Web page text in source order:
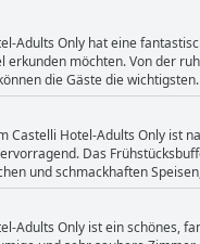
Adults Only hat eine
erkunden möchten. Von der
die Gäste die wichtigsten
leicht erreichen. Das Hotel
Strand entfernt, wo Sie Bars
weiter weg möchte, kann in
fahren, wo man bei
buchen kann. Die Gäste
Minuten zu Fuß entfernt ist
genießen kann. Obwohl
der Weg zum Strand mit
Castelli Hotel-Adults Only ist
Das
und schmackhaften
empfehlen die All-
und von
an Speisen und das Gemüse
Adults Only ist ein schönes,